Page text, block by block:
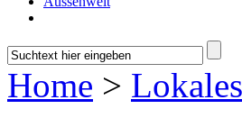
Home > Lokales